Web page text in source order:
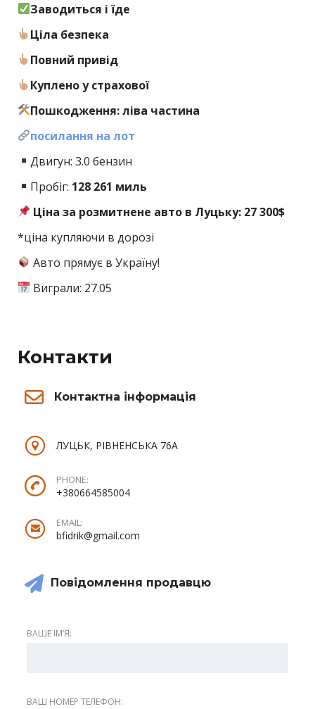
Заводиться і їде
Ціла безпека
Повний привід
Куплено у страхової
Пошкодження: ліва частина
посилання на лот
Двигун: 3.0 бензин
Пробіг: 128 261 миль
Ціна за розмитнене авто в Луцьку: 27 300$
*ціна купляючи в дорозі
Авто прямує в Україну!
Виграли: 27.05
Контакти
Контактна інформація
ЛУЦЬК, РІВНЕНСЬКА 76А
PHONE:
+380664585004
EMAIL:
bfidrik@gmail.com
Повідомлення продавцю
ВАШЕ ІМʼЯ:
ВАШ НОМЕР ТЕЛЕФОН: